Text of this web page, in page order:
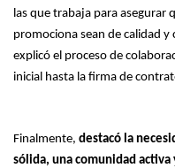
las que trabaja para asegurar
promociona sean de calidad
explicó el proceso de
inicial hasta la firma de
Finalmente, destacó la
sólida, una comunidad activa